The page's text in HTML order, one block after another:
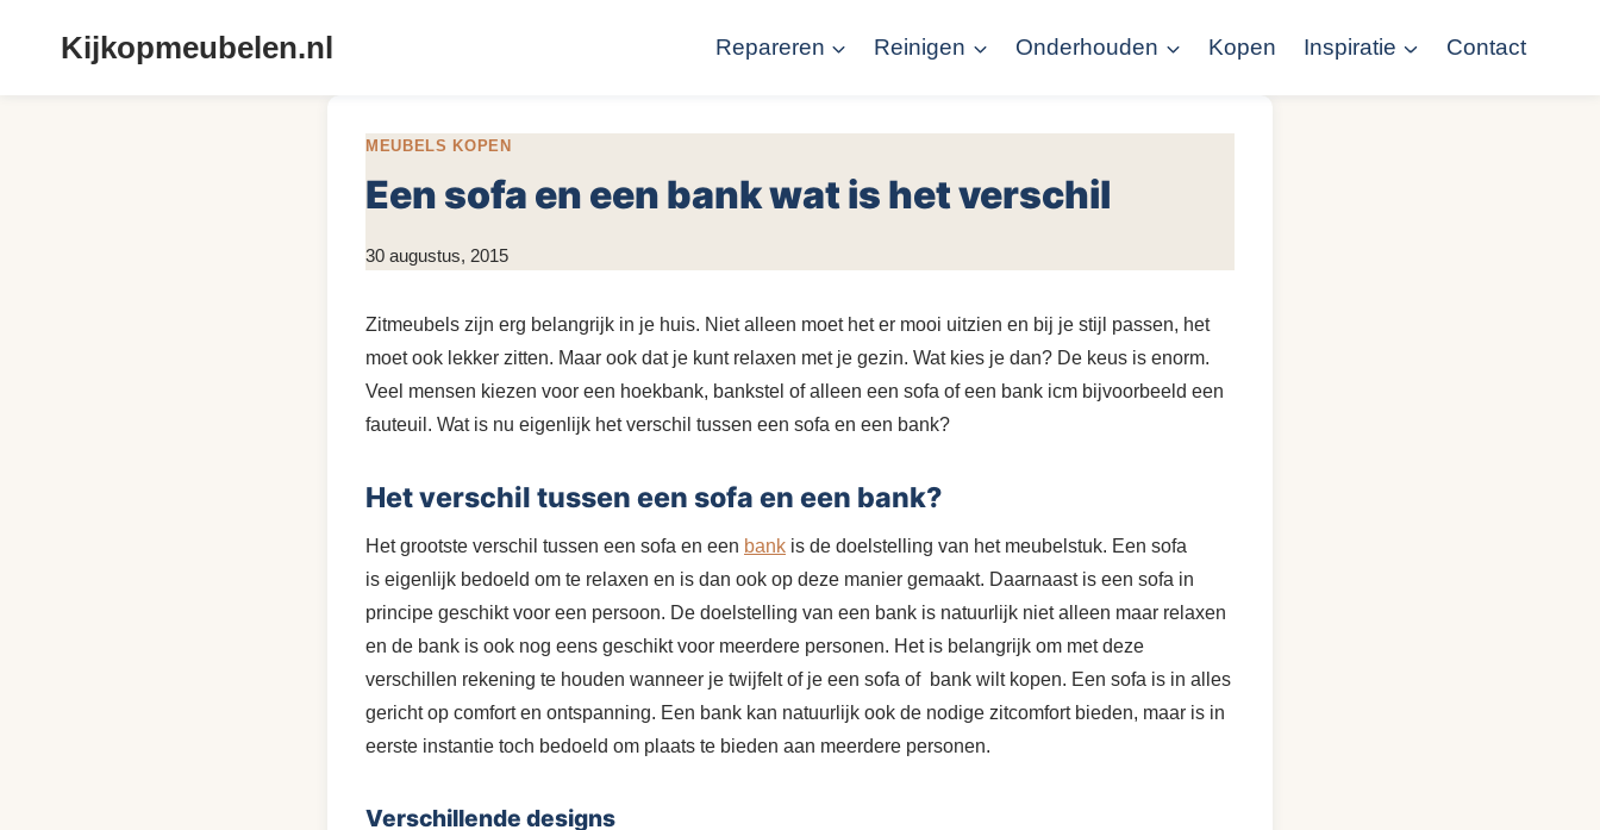
Kijkopmeubelen.nl Repareren Reinigen Onderhouden Kopen Inspiratie Contact
MEUBELS KOPEN
Een sofa en een bank wat is het verschil
Door
30 augustus, 2015
Zitmeubels zijn erg belangrijk in je huis. Niet alleen moet het er mooi uitzien en bij je stijl passen, het
moet ook lekker zitten. Maar ook dat je kunt relaxen met je gezin. Wat kies je dan? De keus is enorm.
Veel mensen kiezen voor een hoekbank, bankstel of alleen een sofa of een bank icm bijvoorbeeld een
fauteuil. Wat is nu eigenlijk het verschil tussen een sofa en een bank?
Het verschil tussen een sofa en een bank?
Het grootste verschil tussen een sofa en een bank is de doelstelling van het meubelstuk. Een sofa
is eigenlijk bedoeld om te relaxen en is dan ook op deze manier gemaakt. Daarnaast is een sofa in
principe geschikt voor een persoon. De doelstelling van een bank is natuurlijk niet alleen maar relaxen
en de bank is ook nog eens geschikt voor meerdere personen. Het is belangrijk om met deze
verschillen rekening te houden wanneer je twijfelt of je een sofa of bank wilt kopen. Een sofa is in alles
gericht op comfort en ontspanning. Een bank kan natuurlijk ook de nodige zitcomfort bieden, maar is in
eerste instantie toch bedoeld om plaats te bieden aan meerdere personen.
Verschillende designs